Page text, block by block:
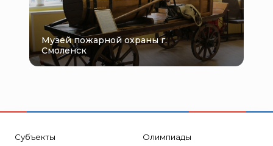
Музей пожарной охраны г.
Смоленск
Субъекты
Олимпиады